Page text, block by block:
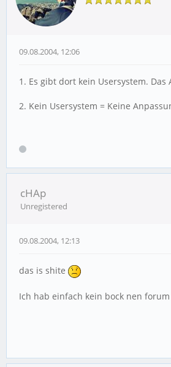
09.08.2004, 12:06
1. Es gibt dort kein Usersystem.
2. Kein Usersystem = Keine
cHAp
Unregistered
09.08.2004, 12:13
das is shite
Ich hab einfach kein bock nen